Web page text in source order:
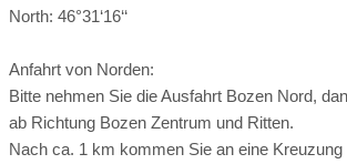
Sitzplätze in Saunen:
45 Liegen
North: 46°31‘16‘‘
Anfahrt von Norden:
Bitte nehmen Sie die Ausfahrt Bozen Nord,
ab Richtung Bozen Zentrum und Ritten.
Nach ca. 1 km kommen Sie an eine